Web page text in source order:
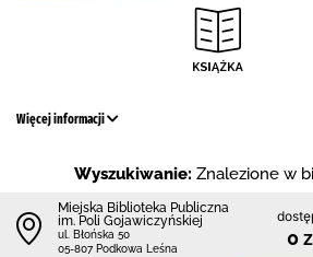
Więcej informacji
Wyszukiwanie: Znalezione w
Miejska Biblioteka Publiczna
im. Poli Gojawiczyńskiej
ul. Błońska 50
05-807 Podkowa Leśna
0